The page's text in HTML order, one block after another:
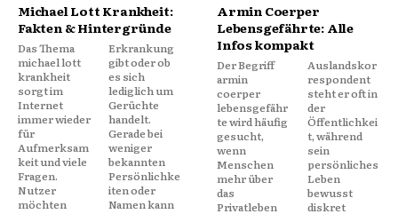
Michael Lott Krankheit:
Fakten & Hintergründe
Das Thema
michael lott
krankheit
sorgt im
Internet
immer wieder
für
Aufmerksam
keit und viele
Fragen.
Nutzer
möchten
Erkrankung
gibt oder ob
es sich
lediglich um
Gerüchte
handelt.
Gerade bei
weniger
bekannten
Persönlichke
iten oder
Namen kann
Armin Coerper
Lebensgefährte: Alle
Infos kompakt
Der Begriff
armin
coerper
lebensgefähr
te wird häufig
gesucht,
wenn
Menschen
mehr über
das
Privatleben
Auslandskor
respondent
steht er oft in
der
Öffentlichkei
t, während
sein
persönliches
Leben
bewusst
diskret